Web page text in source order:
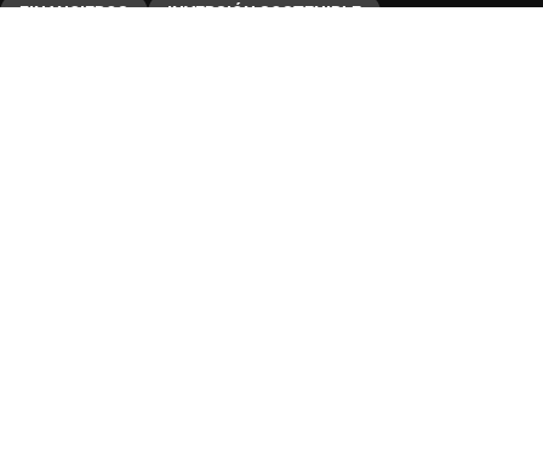
FINANCIEROS INVERSIÓN SOSTENIBLE